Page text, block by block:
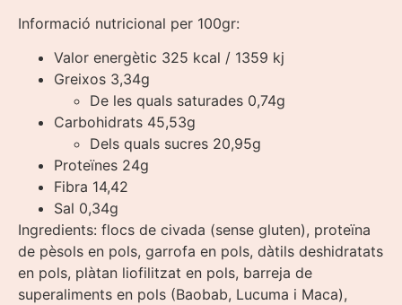
Informació nutricional per 100gr:
Valor energètic 325 kcal / 1359 kj
Greixos 3,34g
De les quals saturades 0,74g
Carbohidrats 45,53g
Dels quals sucres 20,95g
Proteïnes 24g
Fibra 14,42
Sal 0,34g
Ingredients: flocs de civada (sense gluten), proteïna
de pèsols en pols, garrofa en pols, dàtils deshidratats
en pols, plàtan liofilitzat en pols, barreja de
superaliments en pols (Baobab, Lucuma i Maca),